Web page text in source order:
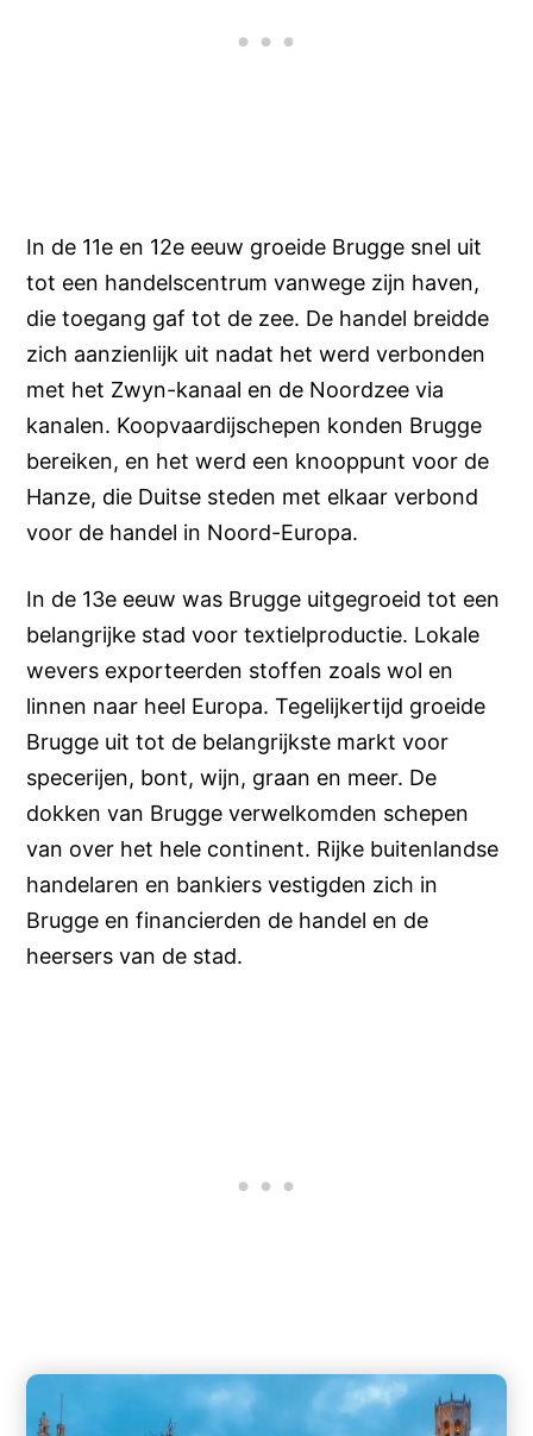
In de 11e en 12e eeuw groeide Brugge snel uit
tot een handelscentrum vanwege zijn haven,
die toegang gaf tot de zee. De handel breidde
zich aanzienlijk uit nadat het werd verbonden
met het Zwyn-kanaal en de Noordzee via
kanalen. Koopvaardijschepen konden Brugge
bereiken, en het werd een knooppunt voor de
Hanze, die Duitse steden met elkaar verbond
voor de handel in Noord-Europa.
In de 13e eeuw was Brugge uitgegroeid tot een
belangrijke stad voor textielproductie. Lokale
wevers exporteerden stoffen zoals wol en
linnen naar heel Europa. Tegelijkertijd groeide
Brugge uit tot de belangrijkste markt voor
specerijen, bont, wijn, graan en meer. De
dokken van Brugge verwelkomden schepen
van over het hele continent. Rijke buitenlandse
handelaren en bankiers vestigden zich in
Brugge en financierden de handel en de
heersers van de stad.